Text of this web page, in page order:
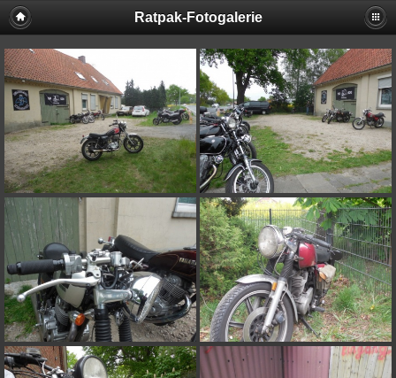
Ratpak-Fotogalerie